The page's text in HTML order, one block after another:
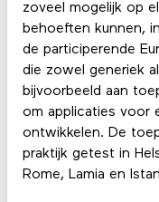
zoveel mogelijk op
behoeften kunnen,
de participerende
die zowel generiek
bijvoorbeeld aan
om applicaties voor
ontwikkelen. De
praktijk getest in
Rome, Lamia en